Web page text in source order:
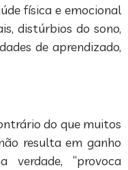
física e emocional
distúrbios do sono,
de aprendizado,
do que muitos
resulta em ganho
verdade, “provoca